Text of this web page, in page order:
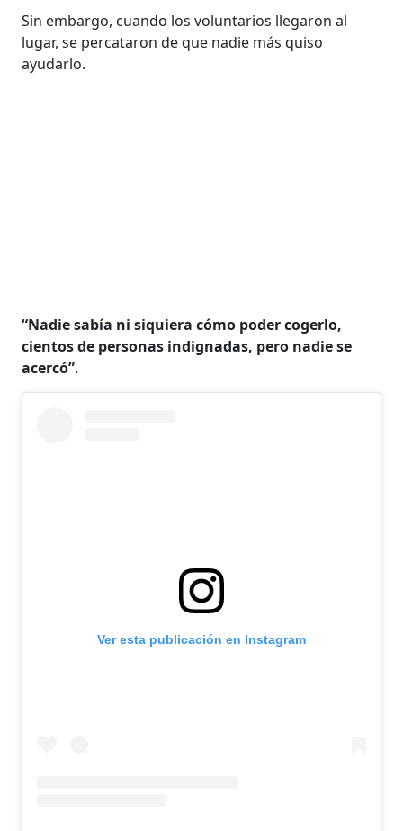
Sin embargo, cuando los voluntarios llegaron al
lugar, se percataron de que nadie más quiso
ayudarlo.
“Nadie sabía ni siquiera cómo poder cogerlo,
cientos de personas indignadas, pero nadie se
acercó”.
Ver esta publicación en Instagram